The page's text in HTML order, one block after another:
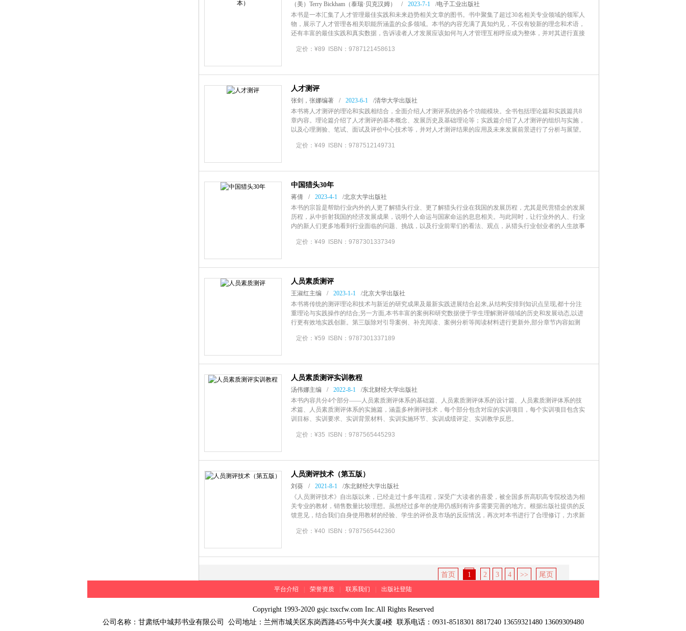
（美）Terry Bickham（泰瑞·贝克汉姆） / 2023-7-1 /电子工业出版社
本书是一本汇集了人才管理最佳实践和未来趋势相关文章的图书。书中聚集了超过30名相关专业领域的领军人
物，展示了人才管理各相关职能所涵盖的众多领域。本书的内容充满了真知灼见，不仅有较新的理念和术语，
还有丰富的最佳实践和真实数据，告诉读者人才发展应该如何与人才管理互相呼应成为整体，并对其进行直接
定价：¥89 ISBN：9787121458613
人才测评
张剑，张娜编著 / 2023-6-1 /清华大学出版社
本书将人才测评的理论和实践相结合，全面介绍人才测评系统的各个功能模块。全书包括理论篇和实践篇共8
章内容。理论篇介绍了人才测评的基本概念、发展历史及基础理论等；实践篇介绍了人才测评的组织与实施，
以及心理测验、笔试、面试及评价中心技术等，并对人才测评结果的应用及未来发展前景进行了分析与展望。
定价：¥49 ISBN：9787512149731
中国猎头30年
蒋倩 / 2023-4-1 /北京大学出版社
本书的宗旨是帮助行业内外的人更了解猎头行业、更了解猎头行业在我国的发展历程，尤其是民营猎企的发展
历程，从中折射我国的经济发展成果，说明个人命运与国家命运的息息相关。与此同时，让行业外的人、行业
内的新人们更多地看到行业面临的问题、挑战，以及行业前辈们的看法、观点，从猎头行业创业者的人生故事
定价：¥49 ISBN：9787301337349
人员素质测评
王淑红主编 / 2023-1-1 /北京大学出版社
本书将传统的测评理论和技术与新近的研究成果及最新实践进展结合起来,从结构安排到知识点呈现,都十分注
重理论与实践操作的结合;另一方面,本书丰富的案例和研究数据便于学生理解测评领域的历史和发展动态,以进
行更有效地实践创新。第三版除对引导案例、补充阅读、案例分析等阅读材料进行更新外,部分章节内容如测
定价：¥59 ISBN：9787301337189
人员素质测评实训教程
汤伟娜主编 / 2022-8-1 /东北财经大学出版社
本书内容共分4个部分——人员素质测评体系的基础篇、人员素质测评体系的设计篇、人员素质测评体系的技
术篇、人员素质测评体系的实施篇，涵盖多种测评技术，每个部分包含对应的实训项目，每个实训项目包含实
训目标、实训要求、实训背景材料、实训实施环节、实训成绩评定、实训教学反思。
定价：¥35 ISBN：9787565445293
人员测评技术（第五版）
刘葵 / 2021-8-1 /东北财经大学出版社
《人员测评技术》自出版以来，已经走过十多年流程，深受广大读者的喜爱，被全国多所高职高专院校选为相
关专业的教材，销售数量比较理想。虽然经过多年的使用仍感到有许多需要完善的地方。根据出版社提供的反
馈意见，结合我们自身使用教材的经验、学生的评价及市场的反应情况，再次对本书进行了合理修订，力求新
定价：¥40 ISBN：9787565442360
首页 1 2 3 4 >> 尾页
平台介绍 荣誉资质 联系我们 出版社登陆
Copyright 1993-2020 gsjc.tsxcfw.comInc.All Rights Reserved
公司名称：甘肃纸中城邦书业有限公司 公司地址：兰州市城关区东岗西路455号中兴大厦4楼 联系电话：0931-8518301 8817240 13659321480 13609309480